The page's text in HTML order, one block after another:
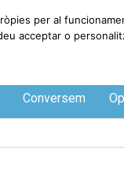
Conversem
per al
acceptar o